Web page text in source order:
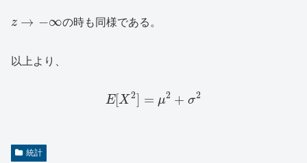
z → −∞の時も同様である。
以上より、
E[X2] = μ2 + σ2
統計